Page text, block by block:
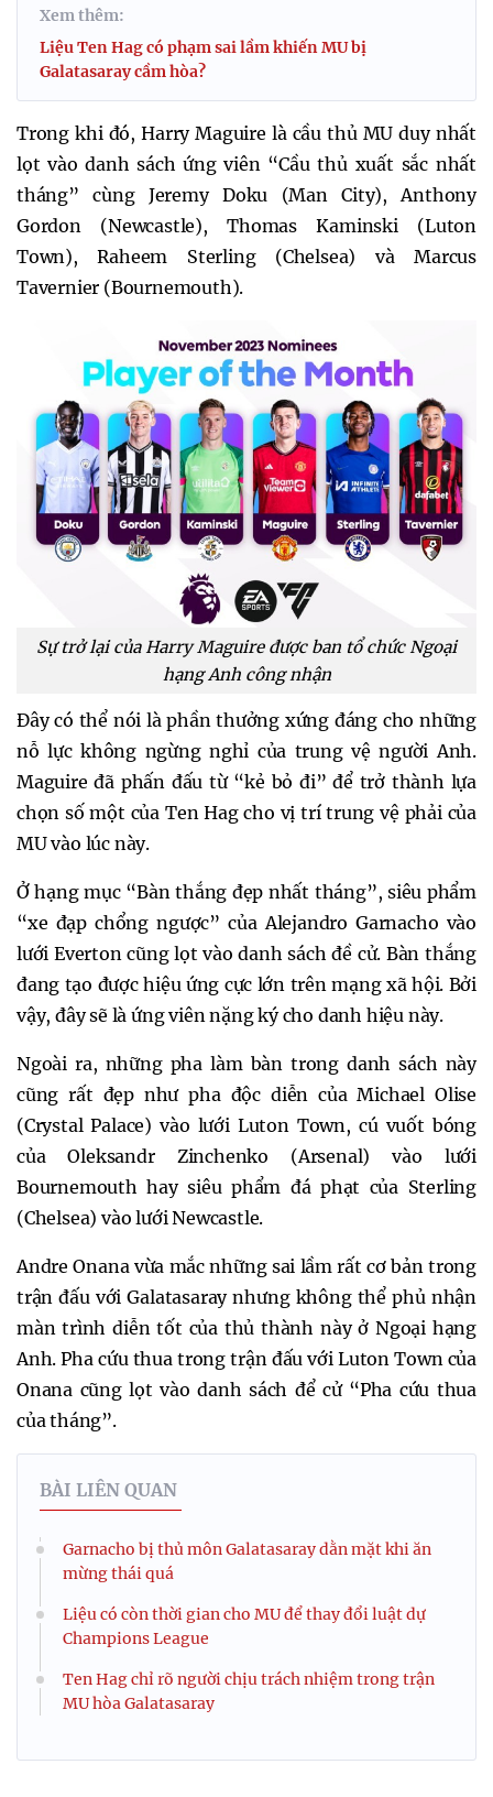
Xem thêm:
Liệu Ten Hag có phạm sai lầm khiến MU bị
Galatasaray cầm hòa?
Trong khi đó, Harry Maguire là cầu thủ MU duy nhất
lọt vào danh sách ứng viên “Cầu thủ xuất sắc nhất
tháng” cùng Jeremy Doku (Man City), Anthony
Gordon (Newcastle), Thomas Kaminski (Luton
Town), Raheem Sterling (Chelsea) và Marcus
Tavernier (Bournemouth).
Sự trở lại của Harry Maguire được ban tổ chức Ngoại
hạng Anh công nhận
Đây có thể nói là phần thưởng xứng đáng cho những
nỗ lực không ngừng nghỉ của trung vệ người Anh.
Maguire đã phấn đấu từ “kẻ bỏ đi” để trở thành lựa
chọn số một của Ten Hag cho vị trí trung vệ phải của
MU vào lúc này.
Ở hạng mục “Bàn thắng đẹp nhất tháng”, siêu phẩm
“xe đạp chổng ngược” của Alejandro Garnacho vào
lưới Everton cũng lọt vào danh sách đề cử. Bàn thắng
đang tạo được hiệu ứng cực lớn trên mạng xã hội. Bởi
vậy, đây sẽ là ứng viên nặng ký cho danh hiệu này.
Ngoài ra, những pha làm bàn trong danh sách này
cũng rất đẹp như pha độc diễn của Michael Olise
(Crystal Palace) vào lưới Luton Town, cú vuốt bóng
của Oleksandr Zinchenko (Arsenal) vào lưới
Bournemouth hay siêu phẩm đá phạt của Sterling
(Chelsea) vào lưới Newcastle.
Andre Onana vừa mắc những sai lầm rất cơ bản trong
trận đấu với Galatasaray nhưng không thể phủ nhận
màn trình diễn tốt của thủ thành này ở Ngoại hạng
Anh. Pha cứu thua trong trận đấu với Luton Town của
Onana cũng lọt vào danh sách để cử “Pha cứu thua
của tháng”.
BÀI LIÊN QUAN
Garnacho bị thủ môn Galatasaray dằn mặt khi ăn
mừng thái quá
Liệu có còn thời gian cho MU để thay đổi luật dự
Champions League
Ten Hag chỉ rõ người chịu trách nhiệm trong trận
MU hòa Galatasaray